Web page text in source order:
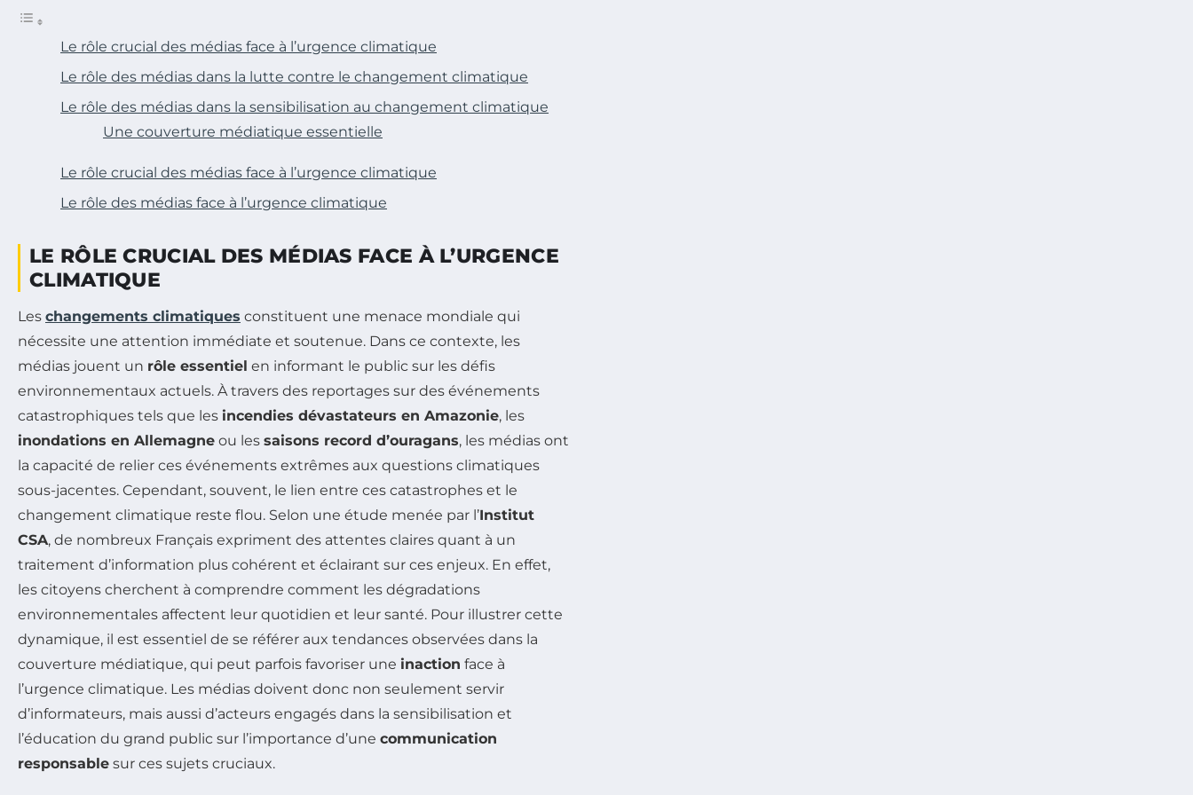
Le rôle crucial des médias face à l’urgence climatique
Le rôle des médias dans la lutte contre le changement climatique
Le rôle des médias dans la sensibilisation au changement climatique
Une couverture médiatique essentielle
Le rôle crucial des médias face à l’urgence climatique
Le rôle des médias face à l’urgence climatique
LE RÔLE CRUCIAL DES MÉDIAS FACE À L’URGENCE
CLIMATIQUE
Les changements climatiques constituent une menace mondiale qui
nécessite une attention immédiate et soutenue. Dans ce contexte, les
médias jouent un rôle essentiel en informant le public sur les défis
environnementaux actuels. À travers des reportages sur des événements
catastrophiques tels que les incendies dévastateurs en Amazonie, les
inondations en Allemagne ou les saisons record d’ouragans, les médias ont
la capacité de relier ces événements extrêmes aux questions climatiques
sous-jacentes. Cependant, souvent, le lien entre ces catastrophes et le
changement climatique reste flou. Selon une étude menée par l’Institut
CSA, de nombreux Français expriment des attentes claires quant à un
traitement d’information plus cohérent et éclairant sur ces enjeux. En effet,
les citoyens cherchent à comprendre comment les dégradations
environnementales affectent leur quotidien et leur santé. Pour illustrer cette
dynamique, il est essentiel de se référer aux tendances observées dans la
couverture médiatique, qui peut parfois favoriser une inaction face à
l’urgence climatique. Les médias doivent donc non seulement servir
d’informateurs, mais aussi d’acteurs engagés dans la sensibilisation et
l’éducation du grand public sur l’importance d’une communication
responsable sur ces sujets cruciaux.